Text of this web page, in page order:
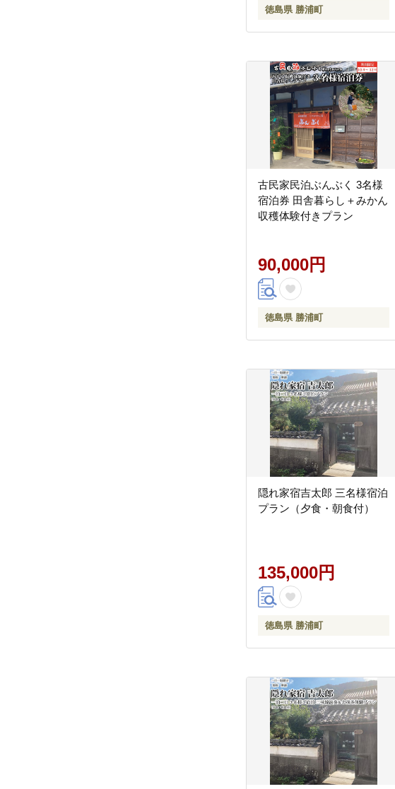
徳島県 勝浦町
古民家民泊ぶんぶく 3名様
宿泊券 田舎暮らし＋みかん
収穫体験付きプラン
90,000円
徳島県 勝浦町
隠れ家宿吉太郎 三名様宿泊
プラン（夕食・朝食付）
135,000円
徳島県 勝浦町